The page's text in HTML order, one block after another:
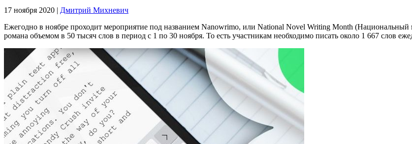
17 ноября 2020 | Дмитрий Михневич
Ежегодно в ноябре проходит мероприятие под названием Nanowrimo, или National Novel Writing Month (Национальный
романа объемом в 50 тысяч слов в период с 1 по 30 ноября. То есть участникам необходимо писать около 1 667 слов